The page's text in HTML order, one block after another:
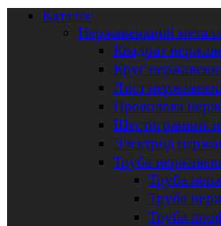
Каталог
Нержавеющий
Квадрат
Круг
Лист
Проволока
Шестигранник
Электрод
Труба
Труба
Труба
Труба